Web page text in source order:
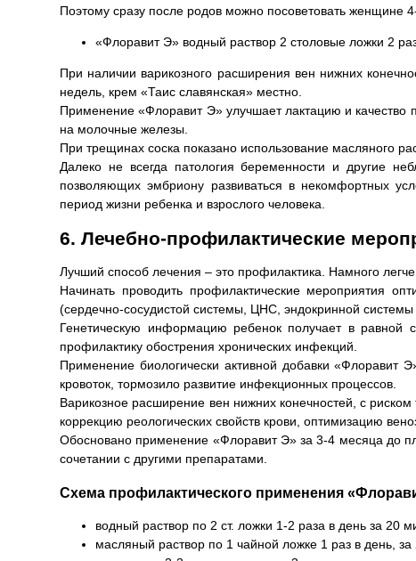
Поэтому сразу после родов можно посоветовать женщине
«Флоравит Э» водный раствор 2 столовые ложки 2
При наличии варикозного расширения вен нижних
недель, крем «Таис славянская» местно.
Применение «Флоравит Э» улучшает лактацию и качество
на молочные железы.
При трещинах соска показано использование масляного
Далеко не всегда патология беременности и другие
позволяющих эмбриону развиваться в некомфортных
период жизни ребенка и взрослого человека.
6. Лечебно-профилактические
Лучший способ лечения – это профилактика. Намного
Начинать проводить профилактические мероприятия
(сердечно-сосудистой системы, ЦНС, эндокринной
Генетическую информацию ребенок получает в равной
профилактику обострения хронических инфекций.
Применение биологически активной добавки «Флоравит
кровоток, тормозило развитие инфекционных процессов.
Варикозное расширение вен нижних конечностей, с
коррекцию реологических свойств крови, оптимизацию
Обосновано применение «Флоравит Э» за 3-4 месяца до
сочетании с другими препаратами.
Схема профилактического применения
водный раствор по 2 ст. ложки 1-2 раза в день за 20
масляный раствор по 1 чайной ложке 1 раз в день,